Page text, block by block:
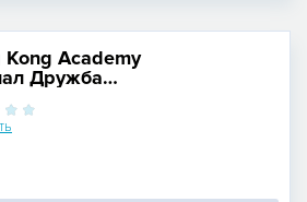
Kong Academy
Дружба